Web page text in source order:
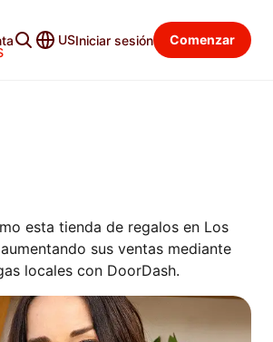
USIniciar sesión Comenzar
SUCCESS STORIES
esta tienda de regalos en Los
sus ventas mediante
locales con DoorDash.